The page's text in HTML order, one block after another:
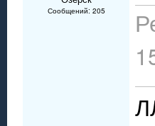
Сообщений: 205